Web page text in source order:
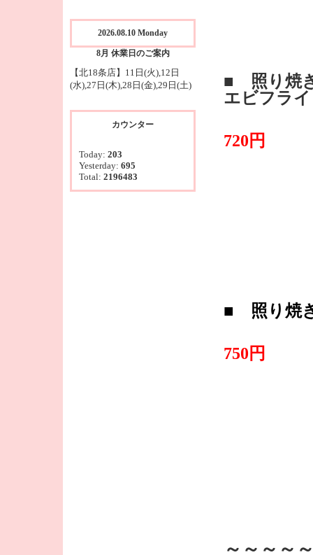
■ 照り焼
エビフラ
720円
■ 照り焼
750円
～～～～
2026.08.10 Monday
8月 休業日のご案内
【北18条店】11日(火),12日
(水),27日(木),28日(金),29日(土)
カウンター
Today: 203
Yesterday: 695
Total: 2196483